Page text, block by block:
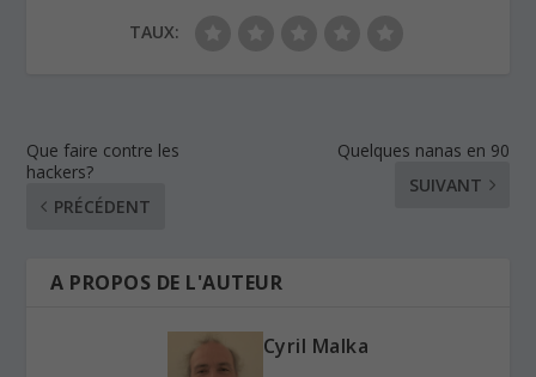
TAUX:
Que faire contre les
hackers?
PRÉCÉDENT
Quelques nanas en 90
SUIVANT
A PROPOS DE L'AUTEUR
Cyril Malka